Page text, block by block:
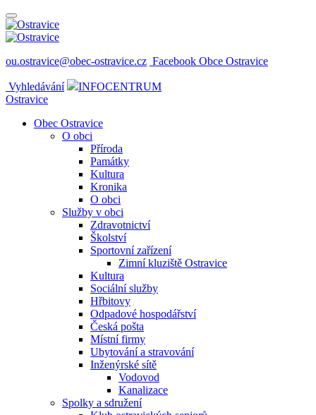
ou.ostravice@obec-ostravice.cz Facebook Obce Ostravice
Vyhledávání
INFOCENTRUM
Ostravice
Obec Ostravice
O obci
Příroda
Památky
Kultura
Kronika
O obci
Služby v obci
Zdravotnictví
Školství
Sportovní zařízení
Zimní kluziště Ostravice
Kultura
Sociální služby
Hřbitovy
Odpadové hospodářství
Česká pošta
Místní firmy
Ubytování a stravování
Inženýrské sítě
Vodovod
Kanalizace
Spolky a sdružení